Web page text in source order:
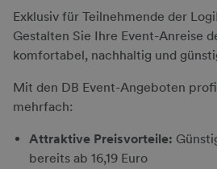
Exklusiv für Teilnehmende der
Gestalten Sie Ihre Event-Anreise
komfortabel, nachhaltig und
Mit den DB Event-Angeboten
mehrfach:
Attraktive Preisvorteile:
bereits ab 16,19 Euro